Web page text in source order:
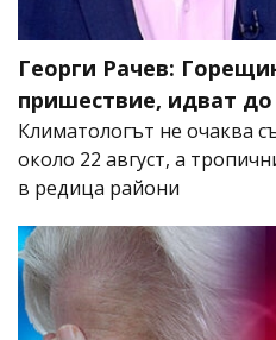
Георги Рачев:
пришествие, идват до
Климатологът не очаква
около 22 август, а
в редица райони